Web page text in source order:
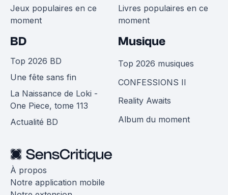
Jeux populaires en ce
moment
Livres populaires en ce
moment
BD
Top 2026 BD
Une fête sans fin
La Naissance de Loki -
One Piece, tome 113
Actualité BD
Musique
Top 2026 musiques
CONFESSIONS II
Reality Awaits
Album du moment
À propos
Notre application mobile